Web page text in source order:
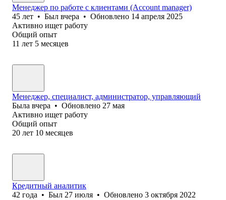
Менеджер по работе с клиентами (Account manager)
45 лет • Был вчера • Обновлено 14 апреля 2025
Активно ищет работу
Общий опыт
11 лет 5 месяцев
Менеджер, специалист, администратор, управляющий
Была вчера • Обновлено 27 мая
Активно ищет работу
Общий опыт
20 лет 10 месяцев
Кредитный аналитик
42 года • Был 27 июля • Обновлено 3 октября 2022